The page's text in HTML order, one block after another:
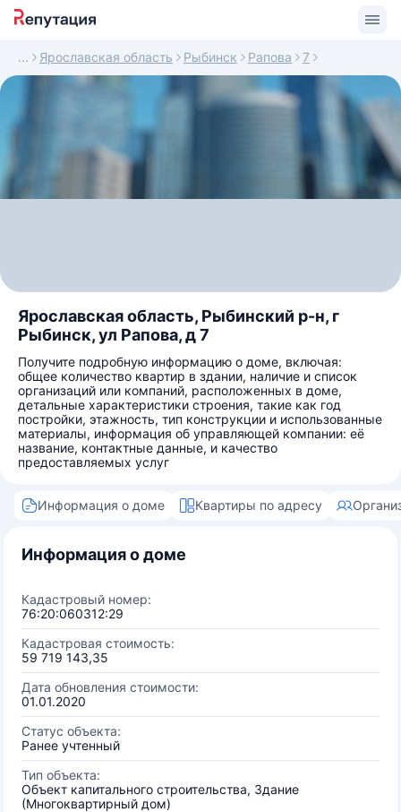
Ярославская область Рыбинск Рапова 7
Ярославская область, Рыбинский р-н, г
Рыбинск, ул Рапова, д 7
Получите подробную информацию о доме, включая:
общее количество квартир в здании, наличие и список
организаций или компаний, расположенных в доме,
детальные характеристики строения, такие как год
постройки, этажность, тип конструкции и использованные
материалы, информация об управляющей компании: её
название, контактные данные, и качество
предоставляемых услуг
Информация о доме Квартиры по адресу
Информация о доме
Кадастровый номер:
76:20:060312:29
Кадастровая стоимость:
59 719 143,35
Дата обновления стоимости:
01.01.2020
Статус объекта:
Ранее учтенный
Тип объекта:
Объект капитального строительства, Здание
(Многоквартирный дом)